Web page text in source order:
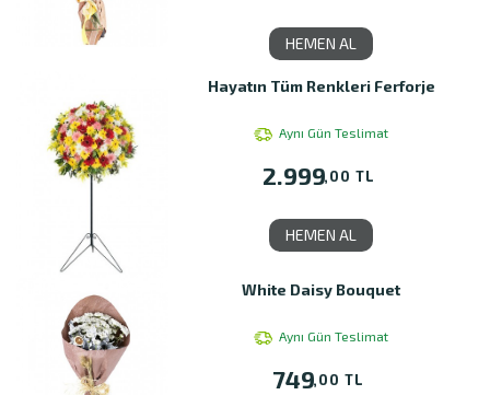
HEMEN AL
Hayatın Tüm Renkleri Ferforje
Aynı Gün Teslimat
2.999,00 TL
HEMEN AL
White Daisy Bouquet
Aynı Gün Teslimat
749,00 TL